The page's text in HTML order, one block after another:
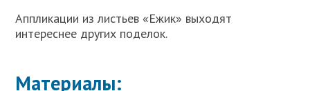
Аппликации из листьев «Ежик» выходят
интереснее других поделок.
Материалы: